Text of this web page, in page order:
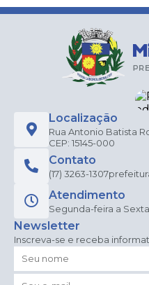
Localização
Rua Antonio Batista
CEP: 15145-000
Contato
(17) 3263-1307
Atendimento
Segunda-feira a
Newsletter
Inscreva-se e receba